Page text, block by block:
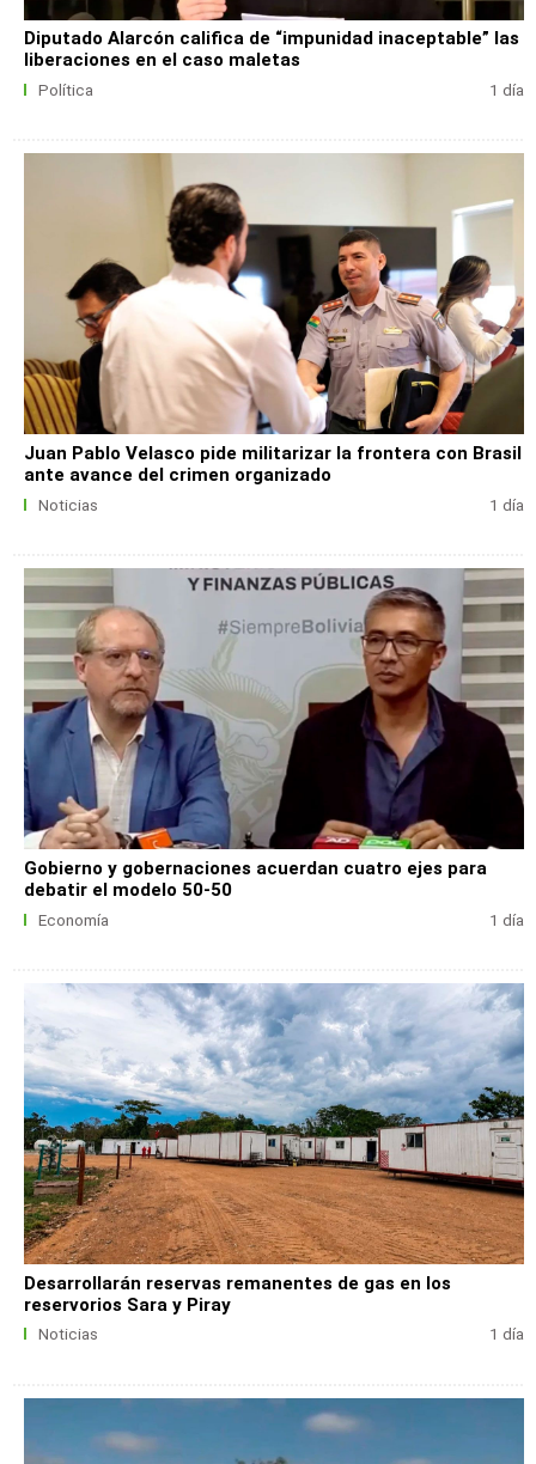
Diputado Alarcón califica de “impunidad inaceptable” las
liberaciones en el caso maletas
Política 1 día
Juan Pablo Velasco pide militarizar la frontera con Brasil
ante avance del crimen organizado
Noticias 1 día
Gobierno y gobernaciones acuerdan cuatro ejes para
debatir el modelo 50-50
Economía 1 día
Desarrollarán reservas remanentes de gas en los
reservorios Sara y Piray
Noticias 1 día